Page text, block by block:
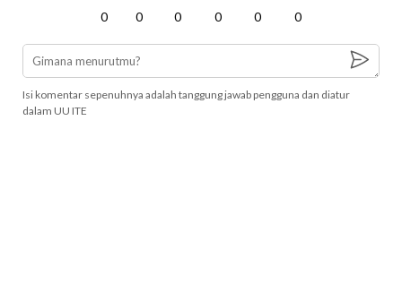
0 0 0 0 0 0
Isi komentar sepenuhnya adalah tanggung jawab pengguna dan diatur
dalam UU ITE